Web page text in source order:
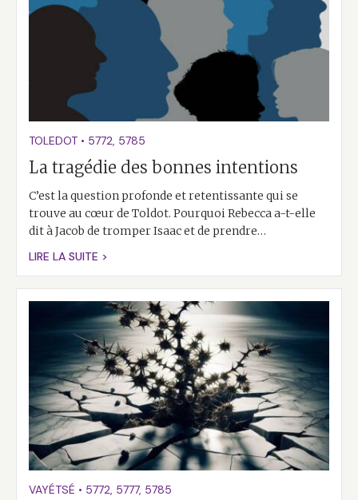
TOLEDOT • 5772, 5785
La tragédie des bonnes intentions
C’est la question profonde et retentissante qui se
trouve au cœur de Toldot. Pourquoi Rebecca a-t-elle
dit à Jacob de tromper Isaac et de prendre…
LIRE LA SUITE >
VAYÉTSÉ • 5772, 5777, 5785